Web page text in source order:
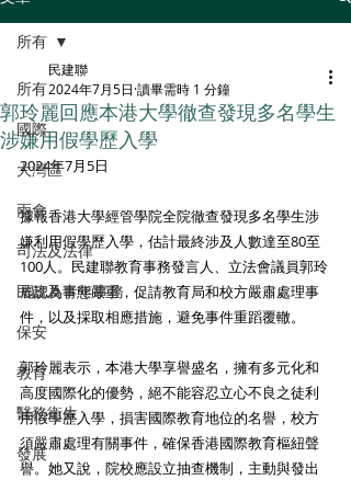
所有
國際
大灣區
兩會
司法及法律
民政及青年事務
保安
教育
醫務衛生
發展
所有
郭玲麗回應本港大學徹查發現多名學生
涉嫌用假學歷入學
民建聯
2024年7月5日 讀畢需時 1 分鐘
2024年7月5日
據報香港大學經管學院全院徹查發現多名學生涉
嫌利用假學歷入學，估計最終涉及人數達至80至
100人。民建聯教育事務發言人、立法會議員郭玲
麗認為事態嚴重，促請教育局和校方嚴肅處理事
件，以及採取相應措施，避免事件重蹈覆轍。
郭玲麗表示，本港大學享譽盛名，擁有多元化和
高度國際化的優勢，絕不能容忍立心不良之徒利
用假學歷入學，損害國際教育地位的名譽，校方
須嚴肅處理有關事件，確保香港國際教育樞紐聲
譽。她又說，院校應設立抽查機制，主動與發出